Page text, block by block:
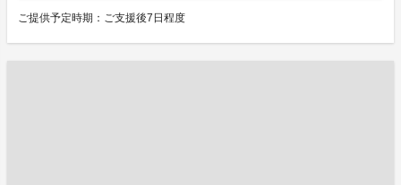
ご提供予定時期：ご支援後7日程度